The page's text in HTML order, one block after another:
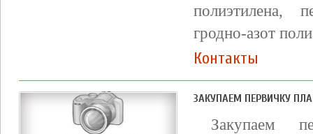
полиэтилена,
гродно-азот
Контакты
ЗАКУПАЕМ ПЕРВИЧКУ
Закупаем